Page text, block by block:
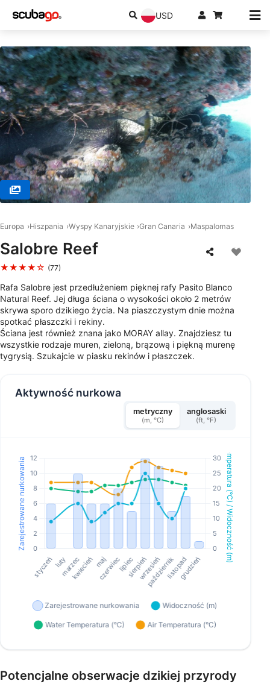
USD
Europa Hiszpania Wyspy Kanaryjskie Gran Canaria Maspalomas
Salobre Reef
★★★★☆ (77)
Rafa Salobre jest przedłużeniem pięknej rafy Pasito Blanco
Natural Reef. Jej długa ściana o wysokości około 2 metrów
skrywa sporo dzikiego życia. Na piaszczystym dnie można
spotkać płaszczki i rekiny.
Ściana jest również znana jako MORAY allay. Znajdziesz tu
wszystkie rodzaje muren, zieloną, brązową i piękną murenę
tygrysią. Szukajcie w piasku rekinów i płaszczek.
Aktywność nurkowa
metryczny
(m, °C)
anglosaski
(ft, °F)
Potencjalne obserwacje dzikiej przyrody